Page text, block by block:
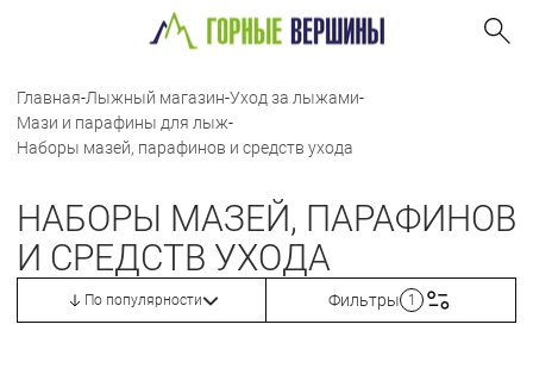
Главная-Лыжный магазин-Уход за лыжами-
Мази и парафины для лыж-
Наборы мазей, парафинов и средств ухода
НАБОРЫ МАЗЕЙ, ПАРАФИНОВ
И СРЕДСТВ УХОДА
По популярности Фильтры 1